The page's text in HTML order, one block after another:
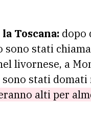
Toscana: dopo
sono stati
livornese, a
sono stati domati
alti per